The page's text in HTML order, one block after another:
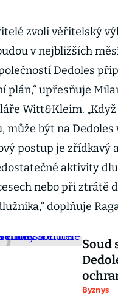
zvolí věřitelský
v nejbližších
Dedoles
upřesňuje
Witt&Kleim.
může být na Dedoles
postup je zřídkavý
aktivity
nebo při ztrátě
doplňuje
Soud
Byznys